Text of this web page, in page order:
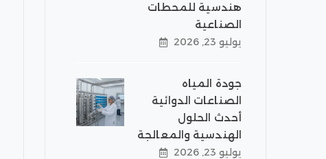
هندسية للمحطات
الصناعية
يوليو 23, 2026
جودة المياه
الصناعات الدوائية
أحدث الحلول
الهندسية والمعالجة
يوليو 23, 2026